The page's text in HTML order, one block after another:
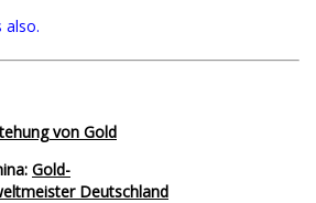
also.
von Gold
Gold-
Deutschland